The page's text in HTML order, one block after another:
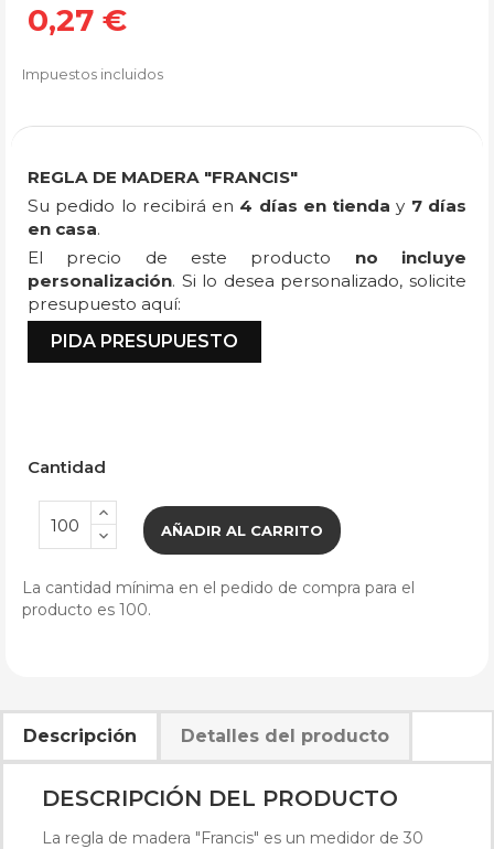
0,27 €
Impuestos incluidos
REGLA DE MADERA "FRANCIS"
Su pedido lo recibirá en 4 días en tienda y 7 días
en casa.
El precio de este producto no incluye
personalización. Si lo desea personalizado, solicite
presupuesto aquí:
PIDA PRESUPUESTO
Cantidad
AÑADIR AL CARRITO
La cantidad mínima en el pedido de compra para el
producto es 100.
Descripción Detalles del producto
DESCRIPCIÓN DEL PRODUCTO
La regla de madera "Francis" es un medidor de 30